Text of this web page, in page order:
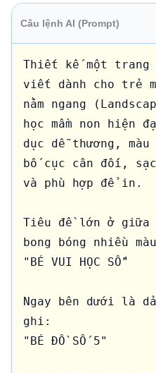
Câu lệnh AI (Prompt)
Thiết kế một trang
viết dành cho trẻ
nằm ngang
học mầm non hiện
dục dễ thương,
bố cục cân đối,
và phù hợp để in.
Tiêu đề lớn ở giữa
bong bóng nhiều
"BÉ VUI HỌC SỐ"
Ngay bên dưới là
ghi:
"BÉ ĐỒ SỐ 5"